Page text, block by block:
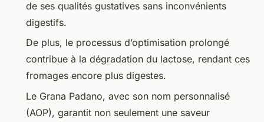
de ses qualités gustatives sans inconvénients
digestifs.
De plus, le processus d’optimisation prolongé
contribue à la dégradation du lactose, rendant ces
fromages encore plus digestes.
Le Grana Padano, avec son nom personnalisé
(AOP), garantit non seulement une saveur